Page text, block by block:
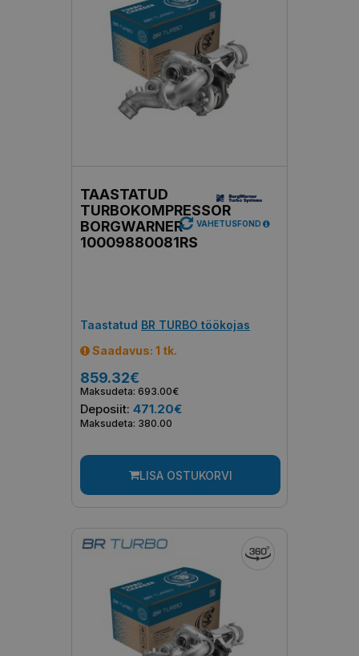
TAASTATUD
TURBOKOMPRESSOR
BORGWARNER
10009880081RS
Taastatud BR TURBO töökojas
Saadavus: 1 tk.
859.32€
Maksudeta: 693.00€
Deposiit: 471.20€
Maksudeta: 380.00
VAHETUSFOND
LISA OSTUKORVI